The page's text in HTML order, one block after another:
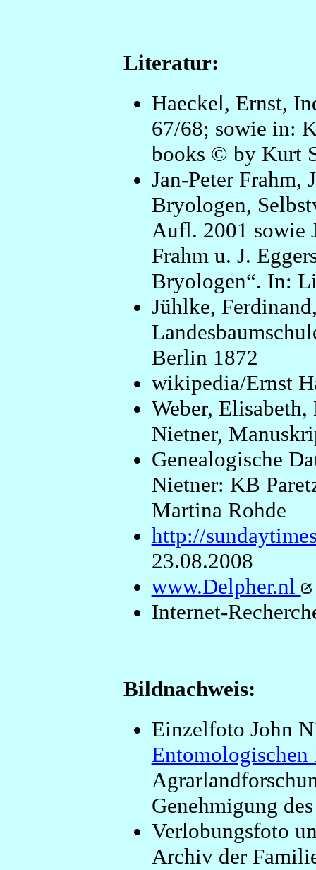
Literatur:
Haeckel, Ernst,
67/68; sowie in:
books © by Kurt
Jan-Peter Frahm,
Bryologen,
Aufl. 2001 sowie
Frahm u. J.
Bryologen“. In:
Jühlke,
Berlin 1872
wikipedia/Ernst
Weber,
Nietner,
Genealogische
Nietner: KB
Martina Rohde
http://
23.08.2008
www.Delpher.nl
Internet-
Bildnachweis:
Einzelfoto John
Genehmigung
Verlobungsfoto
Archiv der